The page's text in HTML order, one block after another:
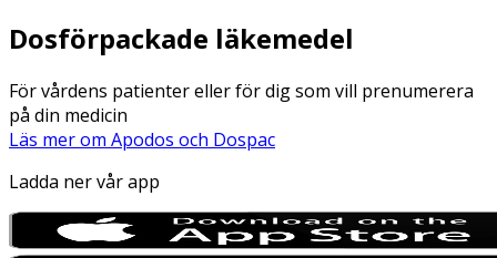
Dosförpackade läkemedel
För vårdens patienter eller för dig som vill prenumerera
på din medicin
Läs mer om Apodos och Dospac
Ladda ner vår app